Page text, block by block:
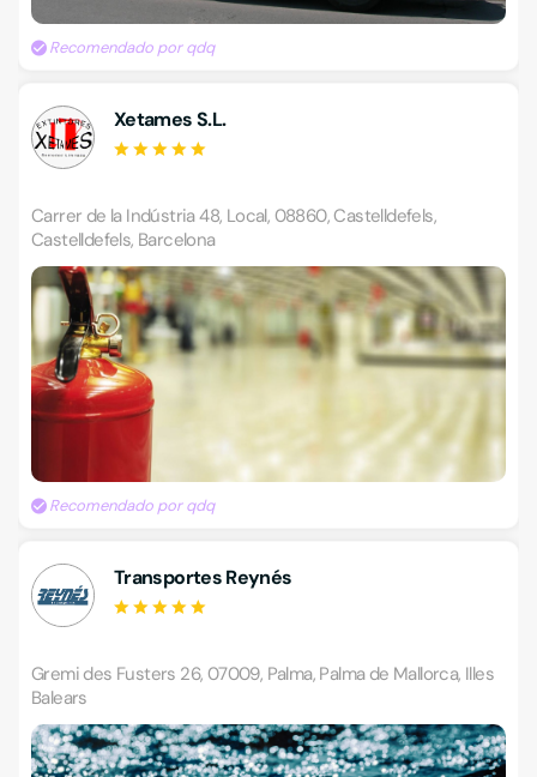
Recomendado por qdq
Xetames S.L.
Carrer de la Indústria 48, Local, 08860, Castelldefels,
Castelldefels, Barcelona
Recomendado por qdq
Transportes Reynés
Gremi des Fusters 26, 07009, Palma, Palma de Mallorca, Illes
Balears